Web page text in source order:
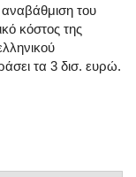
αναβάθμιση του
κόστος της
τα 3 δισ. ευρώ.